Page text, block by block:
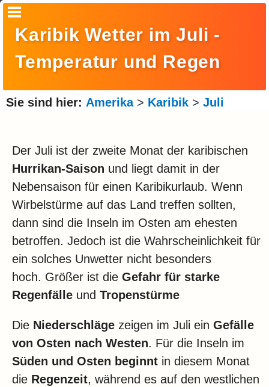
Amerika
Afrika
Ozeanien
Antarktis
Reisemonat
Klima
Impressum & Datenschutz
Karibik Wetter im Juli -
Temperatur und Regen
Sie sind hier: Amerika> Karibik > Juli
Der Juli ist der zweite Monat der karibischen
Hurrikan-Saison und liegt damit in der
Nebensaison für einen Karibikurlaub. Wenn
Wirbelstürme auf das Land treffen sollten,
dann sind die Inseln im Osten am ehesten
betroffen. Jedoch ist die Wahrscheinlichkeit für
ein solches Unwetter nicht besonders
hoch. Größer ist die Gefahr für starke
Regenfälle und Tropenstürme
Die Niederschläge zeigen im Juli ein Gefälle
von Osten nach Westen. Für die Inseln im
Süden und Osten beginnt in diesem Monat
die Regenzeit, während es auf den westlichen